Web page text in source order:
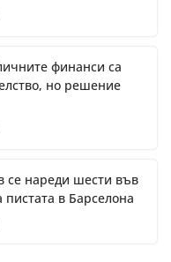
финанси са
но решение
се нареди шести във
в Барселона